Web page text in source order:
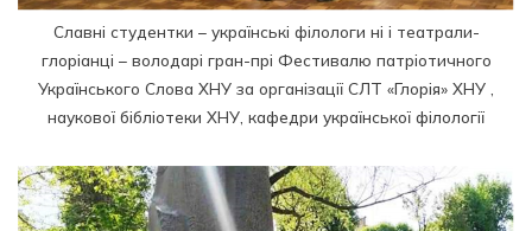
Славні студентки – українські філологи ні і театрали-
глоріанці – володарі гран-прі Фестивалю патріотичного
Українського Слова ХНУ за організації СЛТ «Глорія» ХНУ ,
наукової бібліотеки ХНУ, кафедри української філології